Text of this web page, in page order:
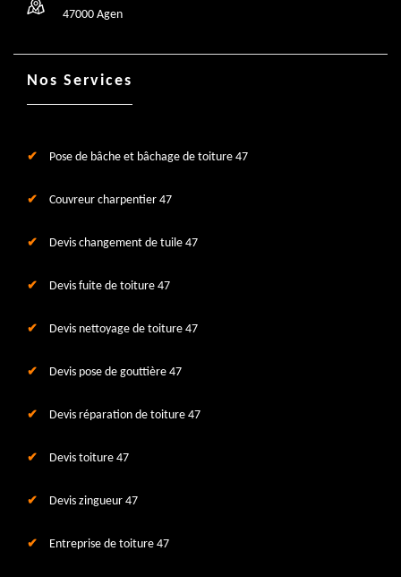
47000 Agen
Nos Services
Pose de bâche et bâchage de toiture 47
Couvreur charpentier 47
Devis changement de tuile 47
Devis fuite de toiture 47
Devis nettoyage de toiture 47
Devis pose de gouttière 47
Devis réparation de toiture 47
Devis toiture 47
Devis zingueur 47
Entreprise de toiture 47